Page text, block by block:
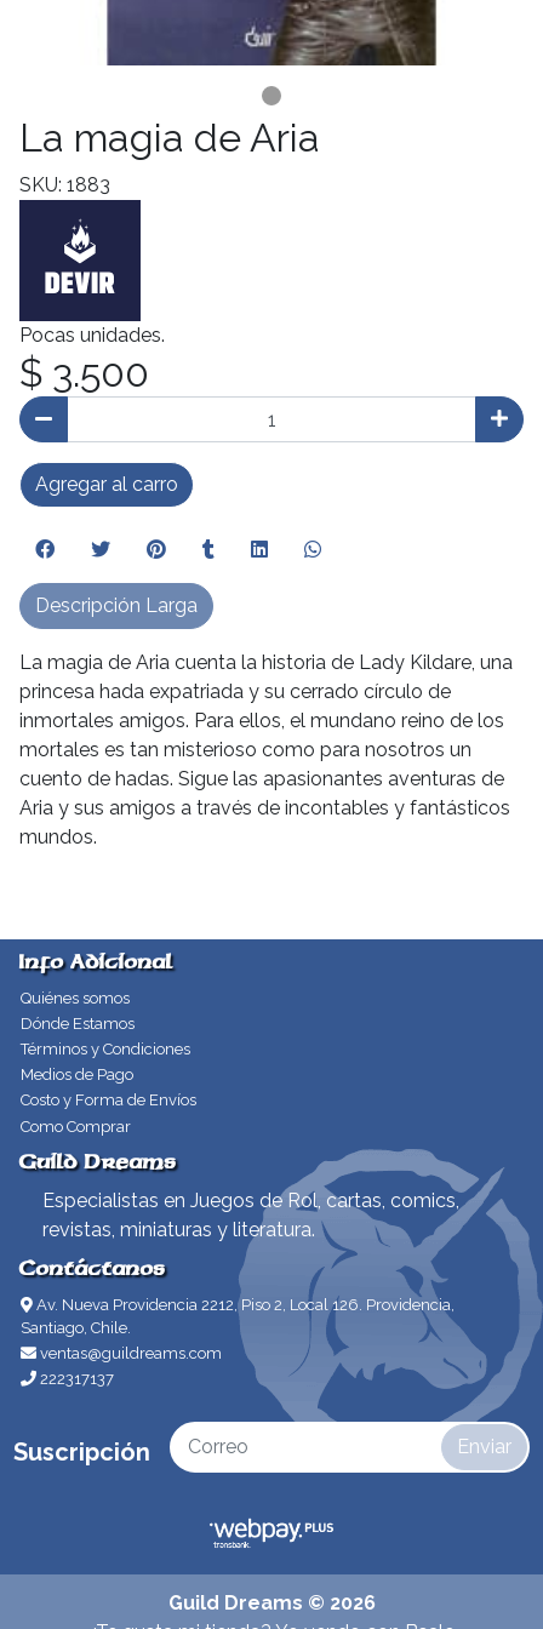
La magia de Aria
SKU: 1883
Pocas unidades.
$ 3.500
Agregar al carro
La magia de Aria cuenta la historia de Lady Kildare, una
princesa hada expatriada y su cerrado círculo de
inmortales amigos. Para ellos, el mundano reino de los
mortales es tan misterioso como para nosotros un
cuento de hadas. Sigue las apasionantes aventuras de
Aria y sus amigos a través de incontables y fantásticos
mundos.
Descripción Larga
Info Adicional
Quiénes somos
Dónde Estamos
Términos y Condiciones
Medios de Pago
Costo y Forma de Envíos
Como Comprar
Guild Dreams
Especialistas en Juegos de Rol, cartas, comics,
revistas, miniaturas y literatura.
Contáctanos
Av. Nueva Providencia 2212, Piso 2, Local 126. Providencia,
Santiago, Chile.
ventas@guildreams.com
222317137
Suscripción Enviar
Guild Dreams © 2026